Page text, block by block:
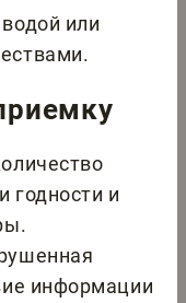
или
годности и
информации